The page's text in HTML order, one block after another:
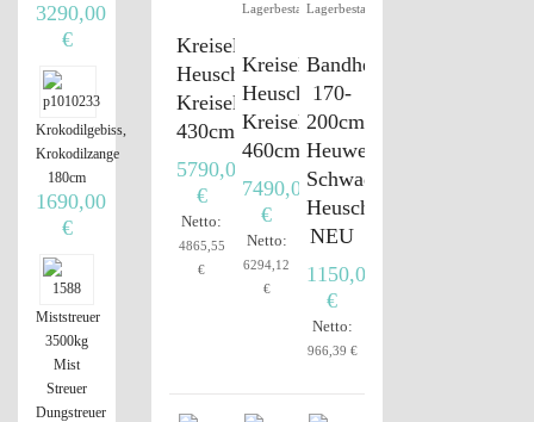
Kreiselschwader,
Heuschwader
Kreiselheuschwader
430cm
5790,00
€
Netto:
4865,55
€
Lagerbestand
Kreiselschwader,
Heuschwader
Kreiselheuschwader
460cm
7490,00
€
Netto:
6294,12
€
Lagerbestand
Bandheuwender
170-
200cm
Heuwender
Schwader
Heuschwader
NEU
1150,00
€
Netto:
966,39 €
3290,00
€
Krokodilgebiss,
Krokodilzange
180cm
1690,00
€
Miststreuer
3500kg
Mist
Streuer
Dungstreuer